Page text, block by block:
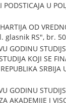
U
OD
glasnik RS", br.
GODINU
KOJI SE
GODINU
AKADEMIJE I